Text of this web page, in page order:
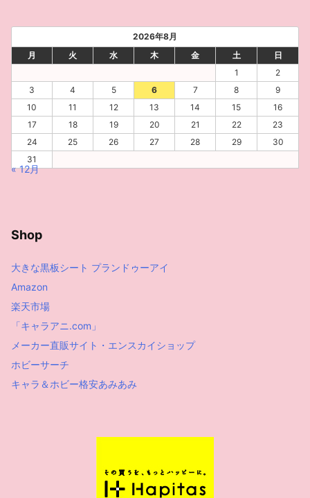
ブ
2026年8月
月
火 水 木 金 土
日
1
2
3
4 5 6 7 8
9
10
11 12 13 14 15
16
17
18 19 20 21 22
23
24
25 26 27 28 29
30
31
« 12月
Shop
大きな黒板シート プランドゥーアイ
Amazon
楽天市場
「キャラアニ.com」
メーカー直販サイト・エンスカイショップ
ホビーサーチ
キャラ＆ホビー格安あみあみ